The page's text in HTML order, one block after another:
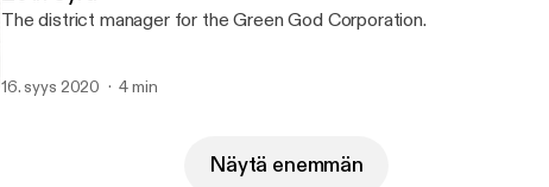
The district manager for the Green God Corporation.
16. syys 2020 4 min
Näytä enemmän